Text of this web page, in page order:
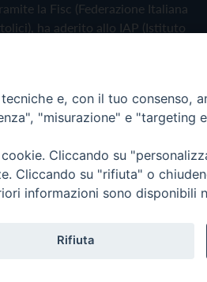
la Fisc (Federazione Italiana
ha aderito allo IAP (Istituto
Cookie Policye, con il tuo consenso,
"misurazione" e "targeting
Cliccando su
Cliccando su "rifiuta" o
informazioni sono disponibili
Rifiuta